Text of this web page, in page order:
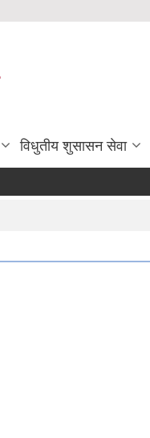
विधुतीय शुसासन सेवा